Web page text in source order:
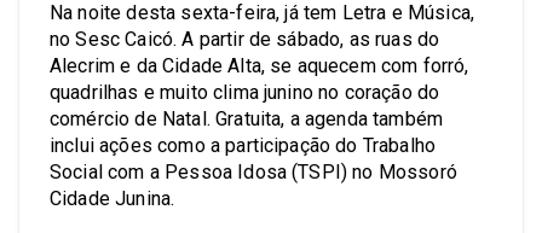
Na noite desta sexta-feira, já tem Letra e Música,
no Sesc Caicó. A partir de sábado, as ruas do
Alecrim e da Cidade Alta, se aquecem com forró,
quadrilhas e muito clima junino no coração do
comércio de Natal. Gratuita, a agenda também
inclui ações como a participação do Trabalho
Social com a Pessoa Idosa (TSPI) no Mossoró
Cidade Junina.